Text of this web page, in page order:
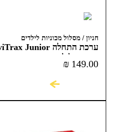
חניון / מסלול מכוניות לילדים
כדורים לילדים Ravensburger
₪ 149.00